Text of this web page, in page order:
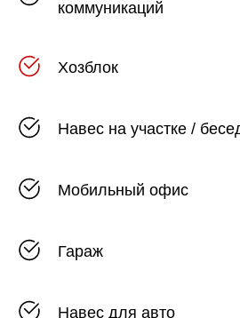
коммуникаций
Хозблок
Навес на участке /
Мобильный офис
Гараж
Навес для авто